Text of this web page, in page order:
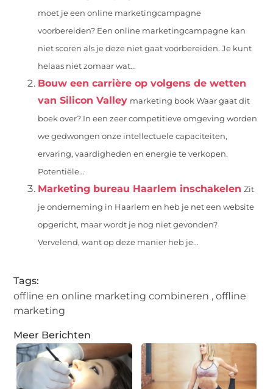
moet je een online marketingcampagne
voorbereiden? Een online marketingcampagne kan
niet scoren als je deze niet gaat voorbereiden. Je kunt
helaas niet zomaar wat...
Bouw een carrière op volgens de wetten
van Silicon Valley marketing book Waar gaat dit
boek over? In een zeer competitieve omgeving worden
we gedwongen onze intellectuele capaciteiten,
ervaring, vaardigheden en energie te verkopen.
Potentiële...
Marketing bureau Haarlem inschakelen Zit
je onderneming in Haarlem en heb je net een website
opgericht, maar wordt je nog niet gevonden?
Vervelend, want op deze manier heb je...
Tags:
offline en online marketing combineren ,offline
marketing
Meer Berichten